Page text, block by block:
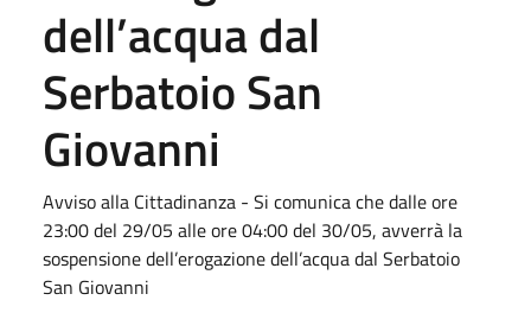
dell’acqua dal
Serbatoio San
Giovanni
Avviso alla Cittadinanza - Si comunica che dalle ore
23:00 del 29/05 alle ore 04:00 del 30/05, avverrà la
sospensione dell’erogazione dell’acqua dal Serbatoio
San Giovanni